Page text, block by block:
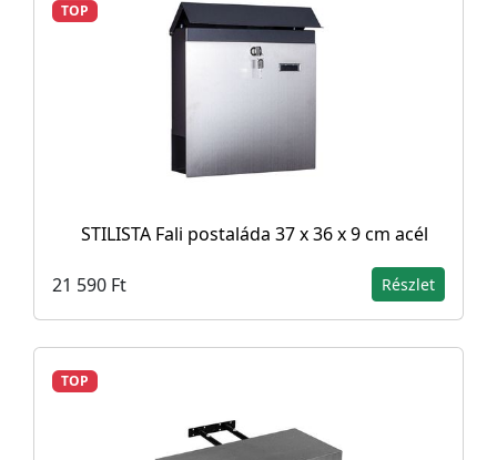
TOP
STILISTA Fali postaláda 37 x 36 x 9 cm acél
21 590 Ft Részlet
TOP